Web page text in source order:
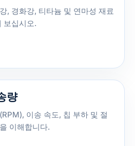
, 경화강, 티타늄 및 연마성 재료
보십시오.
량
이송 속도, 칩 부하 및 절
이해합니다.